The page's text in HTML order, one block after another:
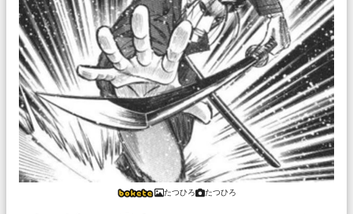
たつひろ たつひろ